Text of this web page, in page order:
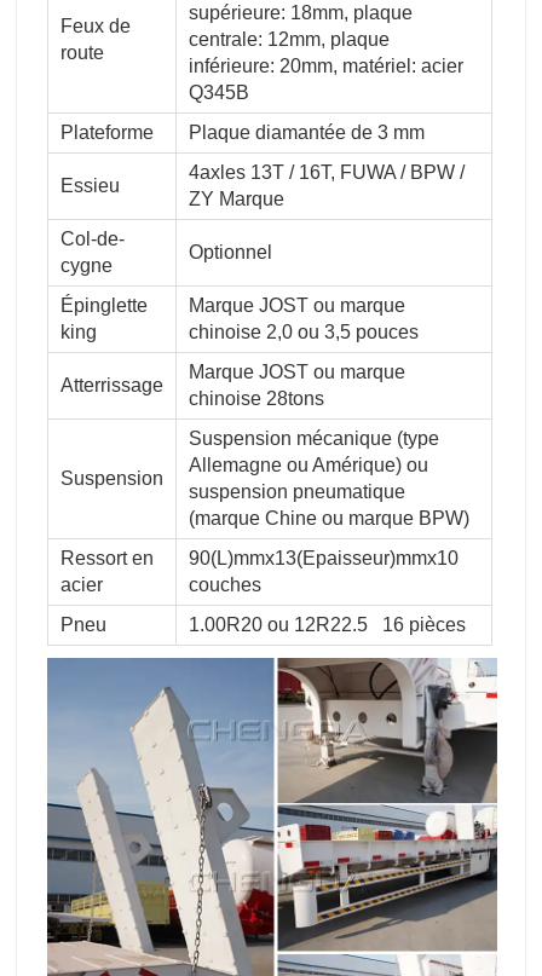
Feux de
route
supérieure: 18mm, plaque
centrale: 12mm, plaque
inférieure: 20mm, matériel: acier
Q345B
Plateforme
Plaque diamantée de 3 mm
Essieu
4axles 13T / 16T, FUWA / BPW /
ZY Marque
Col-de-
cygne
Optionnel
Épinglette
king
Marque JOST ou marque
chinoise 2,0 ou 3,5 pouces
Atterrissage
Marque JOST ou marque
chinoise 28tons
Suspension
Suspension mécanique (type
Allemagne ou Amérique) ou
suspension pneumatique
(marque Chine ou marque BPW)
Ressort en
acier
90(L)mmx13(Epaisseur)mmx10
couches
Pneu
1.00R20 ou 12R22.5 16 pièces